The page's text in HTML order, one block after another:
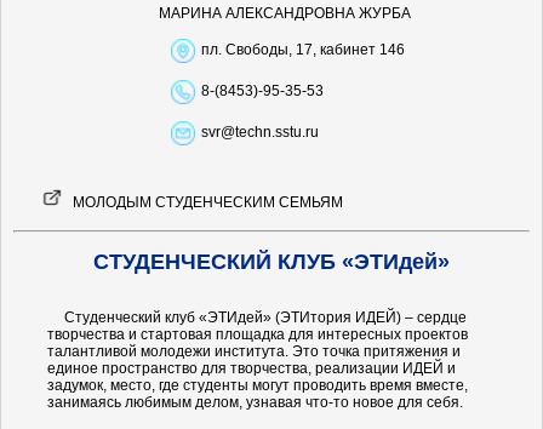
МАРИНА АЛЕКСАНДРОВНА ЖУРБА
пл. Свободы, 17, кабинет 146
8-(8453)-95-35-53
svr@techn.sstu.ru
МОЛОДЫМ СТУДЕНЧЕСКИМ СЕМЬЯМ
СТУДЕНЧЕСКИЙ КЛУБ «ЭТИдей»
Студенческий клуб «ЭТИдей» (ЭТИтория ИДЕЙ) – сердце
творчества и стартовая площадка для интересных проектов
талантливой молодежи института. Это точка притяжения и
единое пространство для творчества, реализации ИДЕЙ и
задумок, место, где студенты могут проводить время вместе,
занимаясь любимым делом, узнавая что-то новое для себя.